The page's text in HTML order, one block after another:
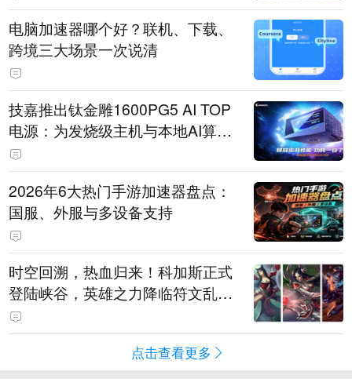
电脑加速器哪个好？联机、下载、
跨境三大场景一次说清
技嘉推出钛金雕1600PG5 AI TOP
电源：为发烧级主机与本地AI算力
打造旗舰供电方案
2026年6大热门手游加速器盘点：
国服、外服与多设备支持
时空回溯，热血归来！科加斯正式
登陆峡谷，英雄之力降临符文乱
斗！
点击查看更多